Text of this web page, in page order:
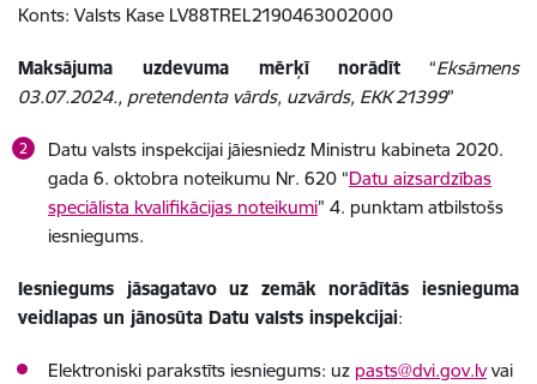
Konts: Valsts Kase LV88TREL2190463002000
Maksājuma uzdevuma mērķī norādīt “Eksāmens
03.07.2024., pretendenta vārds, uzvārds, EKK 21399”
Datu valsts inspekcijai jāiesniedz Ministru kabineta 2020.
gada 6. oktobra noteikumu Nr. 620 “Datu aizsardzības
speciālista kvalifikācijas noteikumi” 4. punktam atbilstošs
iesniegums.
Iesniegums jāsagatavo uz zemāk norādītās iesnieguma
veidlapas un jānosūta Datu valsts inspekcijai:
Elektroniski parakstīts iesniegums: uz pasts@dvi.gov.lvvai